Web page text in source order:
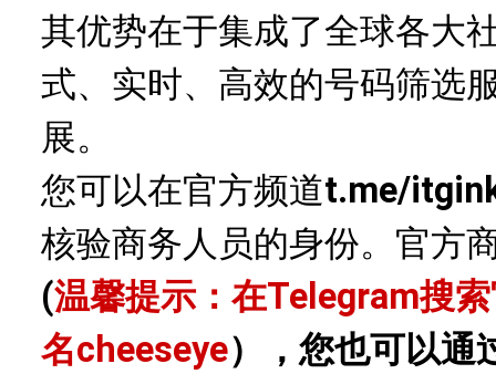
其优势在于集成了全球各大
式、实时、高效的号码筛选
展。
您可以在官方频道t.me/
核验商务人员的身份。官方
(温馨提示：在Telegram搜
名cheeseye），您也可以通